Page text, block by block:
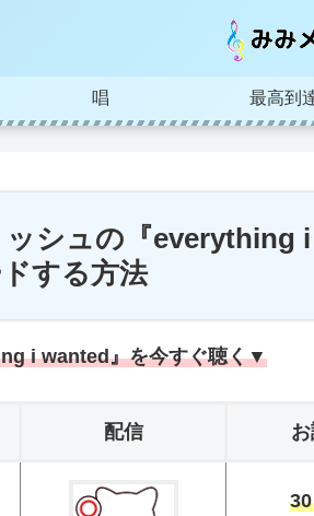
唱 最高到
シュの『everything i
する方法
i wanted』を今すぐ聴く▼
配信